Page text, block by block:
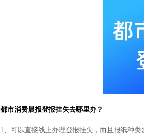
都市消费晨报登报挂失去哪里办？
1、可以直接线上办理登报挂失，而且报纸种